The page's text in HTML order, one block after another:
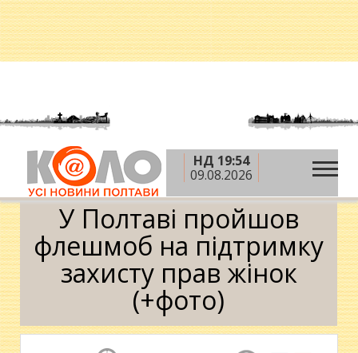
НД 19:54
09.08.2026
Головна » Ритм життя
У Полтаві пройшов
флешмоб на підтримку захисту прав жінок (+фото)
У Полтаві пройшов
флешмоб на підтримку
захисту прав жінок
(+фото)